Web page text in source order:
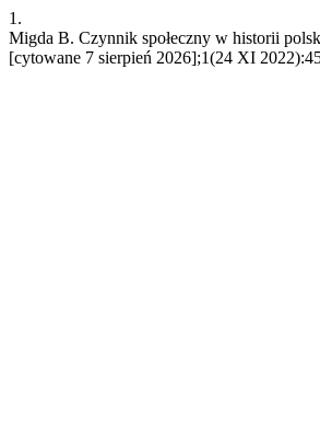
1.
Migda B. Czynnik społeczny w historii
[cytowane 7 sierpień 2026];1(24 XI